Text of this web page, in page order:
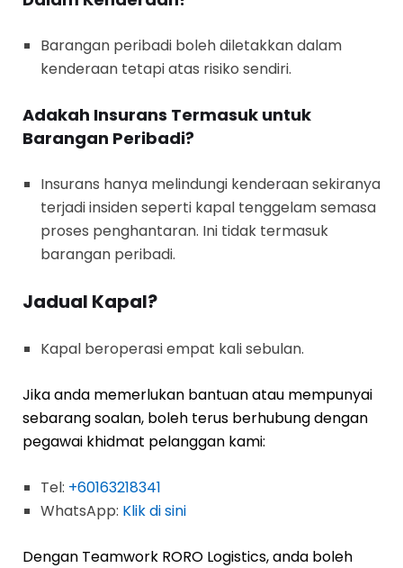
Barangan peribadi boleh diletakkan dalam
kenderaan tetapi atas risiko sendiri.
Adakah Insurans Termasuk untuk
Barangan Peribadi?
Insurans hanya melindungi kenderaan sekiranya
terjadi insiden seperti kapal tenggelam semasa
proses penghantaran. Ini tidak termasuk
barangan peribadi.
Jadual Kapal?
Kapal beroperasi empat kali sebulan.
Jika anda memerlukan bantuan atau mempunyai
sebarang soalan, boleh terus berhubung dengan
pegawai khidmat pelanggan kami:
Tel: +60163218341
WhatsApp: Klik di sini
Dengan Teamwork RORO Logistics, anda boleh